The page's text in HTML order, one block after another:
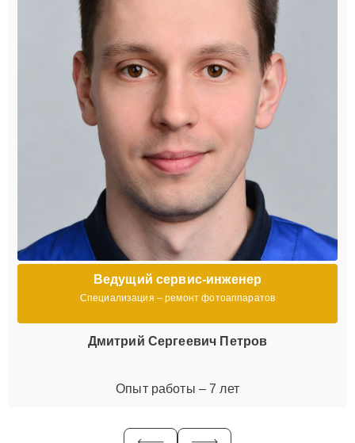
Ведущий сервис-инженер
Специализация – ремонт фотоаппаратов
Дмитрий Сергеевич Петров
Опыт работы – 7 лет